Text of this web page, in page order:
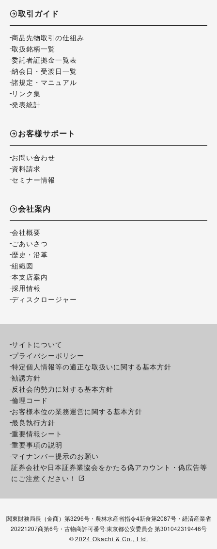
取引ガイド
商品先物取引の仕組み
取扱銘柄一覧
委託者証拠金一覧表
納会日・受渡日一覧
諸規定・マニュアル
リンク集
発表統計
お客様サポート
お問い合わせ
資料請求
セミナー情報
会社案内
会社概要
ごあいさつ
歴史・沿革
組織図
本支店案内
採用情報
ディスクロージャー
サイトについて
プライバシーポリシー
特定個人情報等の適正な取扱いに関する基本方針
勧誘方針
反社会的勢力に対する基本方針
倫理コード
お客様本位の業務運営に関する基本方針
最良執行方針
重要情報シート
重要事項の説明
マイナンバー提示のお願い
証券会社や日本証券業協会をかたる偽アカウント・偽広告等
にご注意ください！
関東財務局長（金商）第3296号・農林水産省指令4新食第2087号・経済産業省
20221207商第6号・古物商許可番号:東京都公安委員会 第301042319446号
©2024 Okachi & Co., Ltd.